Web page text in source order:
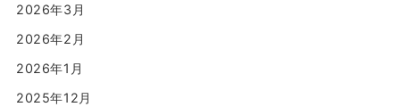
2026年3月
2026年2月
2026年1月
2025年12月